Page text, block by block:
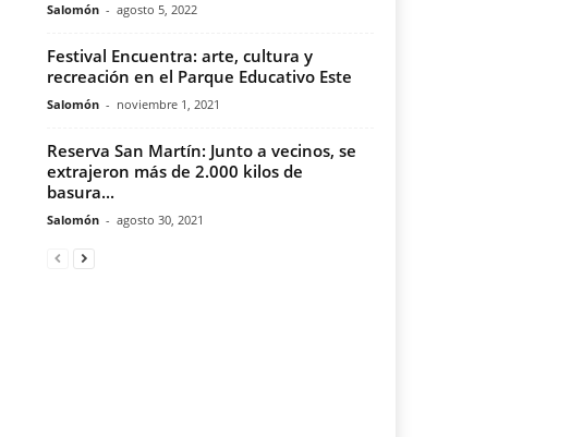
Salomón - agosto 5, 2022
Festival Encuentra: arte, cultura y
recreación en el Parque Educativo Este
Salomón - noviembre 1, 2021
Reserva San Martín: Junto a vecinos, se
extrajeron más de 2.000 kilos de
basura...
Salomón - agosto 30, 2021